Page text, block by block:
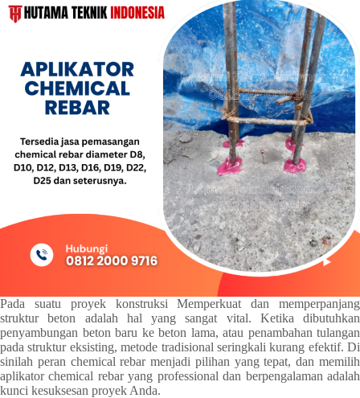
Pada suatu proyek konstruksi Memperkuat dan memperpanjang
struktur beton adalah hal yang sangat vital. Ketika dibutuhkan
penyambungan beton baru ke beton lama, atau penambahan tulangan
pada struktur eksisting, metode tradisional seringkali kurang efektif. Di
sinilah peran chemical rebar menjadi pilihan yang tepat, dan memilih
aplikator chemical rebar yang professional dan berpengalaman adalah
kunci kesuksesan proyek Anda.